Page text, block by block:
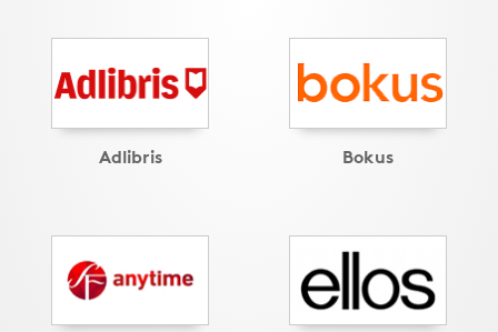
Adlibris Bokus